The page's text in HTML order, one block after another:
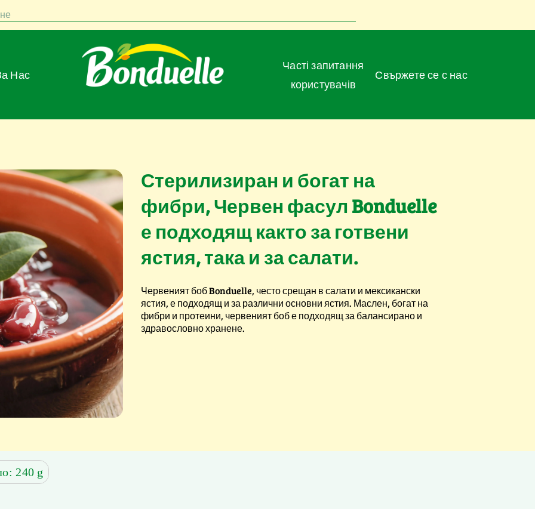
За Нас
Часті запитання
користувачів
Свържете се с нас
Стерилизиран и богат на
фибри, Червен фасул Bonduelle
е подходящ както за готвени
ястия, така и за салати.
Червеният боб Bonduelle, често срещан в салати и мексикански
ястия, е подходящ и за различни основни ястия. Маслен, богат на
фибри и протеини, червеният боб е подходящ за балансирано и
здравословно хранене.
240 g